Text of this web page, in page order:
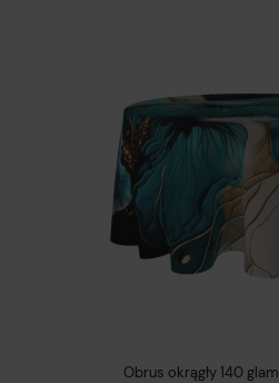
Obrus okrągły 140